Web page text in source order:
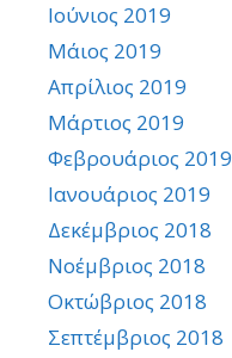
Ιούνιος 2019
Μάιος 2019
Απρίλιος 2019
Μάρτιος 2019
Φεβρουάριος 2019
Ιανουάριος 2019
Δεκέμβριος 2018
Νοέμβριος 2018
Οκτώβριος 2018
Σεπτέμβριος 2018